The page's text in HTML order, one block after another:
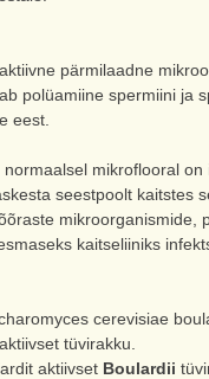
pärmilaadne
polüamiine spermiini
eest.
mikroflooral
seestpoolt
kaitseliiniks
cerevisiae
tüvirakku.
aktiivset Boulardii